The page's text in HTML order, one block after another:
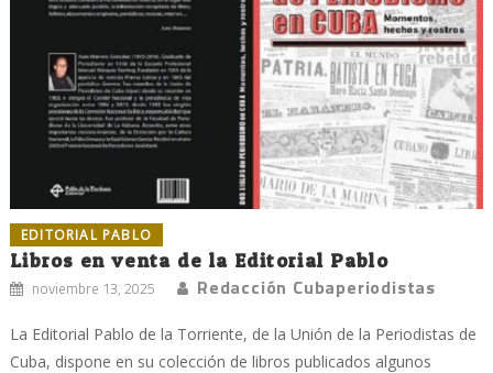
EDITORIAL PABLO
Libros en venta de la Editorial Pablo
noviembre 13, 2025 Redacción Cubaperiodistas
La Editorial Pablo de la Torriente, de la Unión de la Periodistas de
Cuba, dispone en su colección de libros publicados algunos